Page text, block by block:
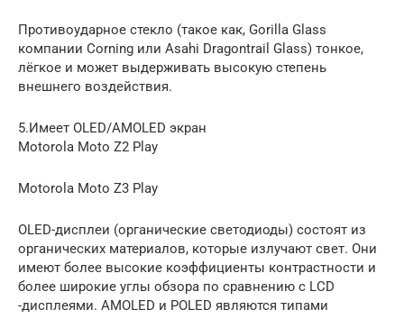
Противоударное стекло (такое как, Gorilla Glass
компании Corning или Asahi Dragontrail Glass) тонкое,
лёгкое и может выдерживать высокую степень
внешнего воздействия.
5.Имеет OLED/AMOLED экран
Motorola Moto Z2 Play
Motorola Moto Z3 Play
OLED-дисплеи (органические светодиоды) состоят из
органических материалов, которые излучают свет. Они
имеют более высокие коэффициенты контрастности и
более широкие углы обзора по сравнению с LCD
-дисплеями. AMOLED и POLED являются типами